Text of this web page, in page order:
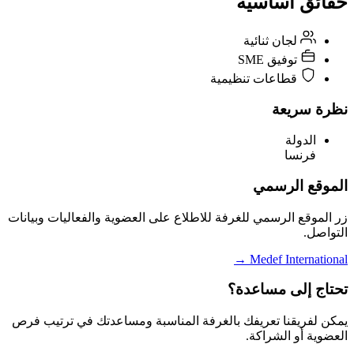
لجان ثنائية
توفيق SME
قطاعات تنظيمية
نظرة سريعة
الدولة
فرنسا
الموقع الرسمي
زر الموقع الرسمي للغرفة للاطلاع على العضوية والفعاليات وبيانات
التواصل.
Medef International
→
تحتاج إلى مساعدة؟
يمكن لفريقنا تعريفك بالغرفة المناسبة ومساعدتك في ترتيب فرص
العضوية أو الشراكة.